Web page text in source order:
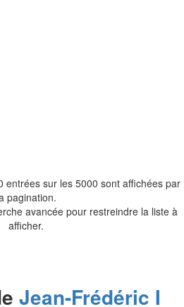
entrées sur les 5000 sont affichées par
pagination.
avancée pour restreindre la liste à
afficher.
Jean-Frédéric I